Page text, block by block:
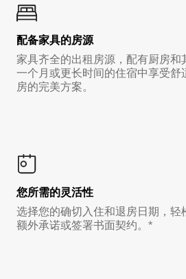
配备家具的房源
家具齐全的出租房源，配有厨房
一个月或更长时间的住宿中享受
房的完美方案。
您所需的灵活性
选择您的确切入住和退房日期，
额外承诺或签署书面契约。*